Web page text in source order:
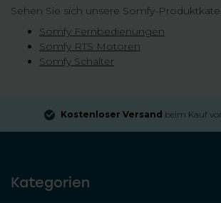
Sehen Sie sich unsere Somfy-
Somfy Fernbedienungen
Somfy RTS Motoren
Somfy Schalter
Kostenloser Versand beim Kauf
Kategorien